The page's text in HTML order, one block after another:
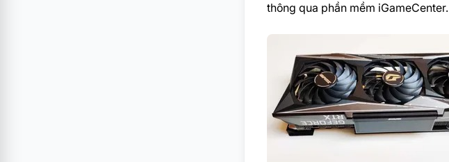
thông qua phần mềm iGameCenter.